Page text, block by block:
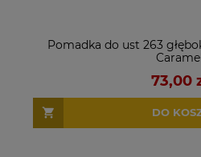
Pomadka do ust 263
73,00
DO